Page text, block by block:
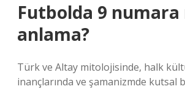
Futbolda 9 numara
anlama?
Türk ve Altay mitolojisinde, halk
inançlarında ve şamanizmde kutsal